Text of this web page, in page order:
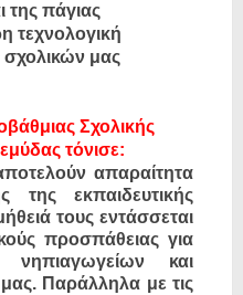
της πάγιας
τεχνολογική
μας
Σχολικής
τόνισε:
απαραίτητα
της εκπαιδευτικής
τους εντάσσεται
προσπάθειας για
νηπιαγωγείων και
Παράλληλα με τις